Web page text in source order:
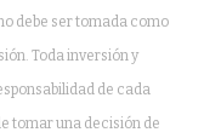
debe ser tomada como
Toda inversión y
de cada
tomar una decisión de